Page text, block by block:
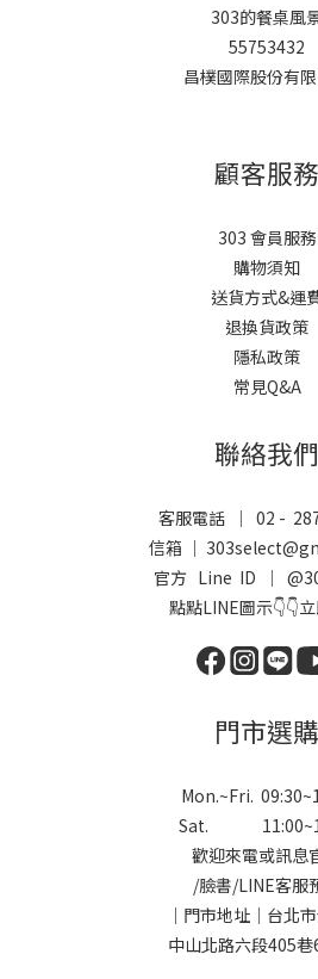
303的餐桌風
55753432
昌樸國際股份有
顧客服務
303 會員服務
購物須知
送貨方式&運
退換貨政策
隱私政策
常見Q&A
聯絡我們
客服電話 ｜ 02 -
信箱 ｜
官方 Line ID ｜
點點LINE圖示👇👇
門市選購
Mon.~Fri.
Sat.
歡迎來電或訊息
/臉書/LINE客服
｜門市地址｜台北
中山北路六段405